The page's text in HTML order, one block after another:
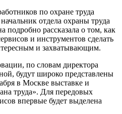
по охране труда
отдела охраны труда
рассказала о том, как
и инструментов сделать
и захватывающим.
по словам директора
будут широко представлены
в Москве выставке и
труда». Для передовых
впервые будет выделена